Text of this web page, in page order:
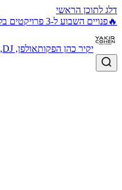
דלג לתוכן הראשי
🔥פנויים השבוע ל-3 פרויקטים בלבד
יקיר כהן הפקותאולפן, DJ, פודקאסט ואטרקציות